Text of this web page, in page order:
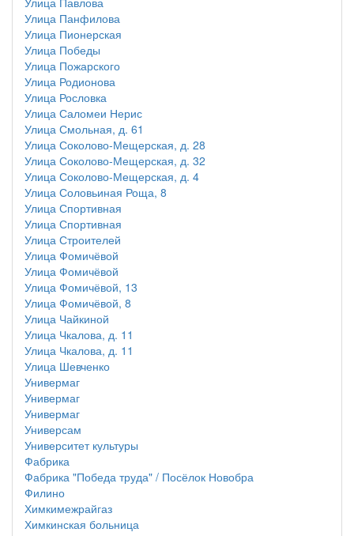
Улица Панфилова
Улица Пионерская
Улица Победы
Улица Пожарского
Улица Родионова
Улица Рословка
Улица Саломеи Нерис
Улица Смольная, д. 61
Улица Соколово-Мещерская, д. 28
Улица Соколово-Мещерская, д. 32
Улица Соколово-Мещерская, д. 4
Улица Соловьиная Роща, 8
Улица Спортивная
Улица Спортивная
Улица Строителей
Улица Фомичёвой
Улица Фомичёвой
Улица Фомичёвой, 13
Улица Фомичёвой, 8
Улица Чайкиной
Улица Чкалова, д. 11
Улица Чкалова, д. 11
Улица Шевченко
Универмаг
Универмаг
Универмаг
Универсам
Университет культуры
Фабрика
Фабрика "Победа труда" / Посёлок Новобра
Филино
Химкимежрайгаз
Химкинская больница